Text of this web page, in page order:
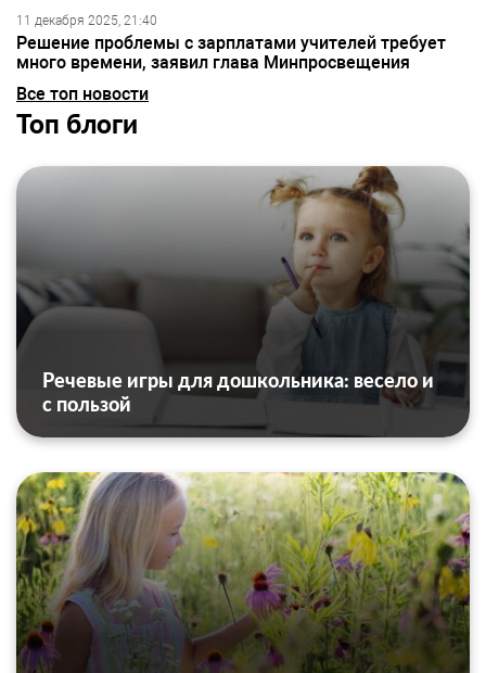
11 декабря 2025, 21:40
Решение проблемы с зарплатами учителей требует
много времени, заявил глава Минпросвещения
Все топ новости
Топ блоги
Речевые игры для дошкольника: весело и
с пользой